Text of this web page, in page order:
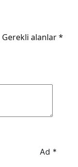
Gerekli alanlar*
Ad *